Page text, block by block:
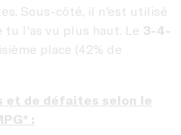
Sous-côté, il n'est utilisé
tu l'as vu plus haut. Le 3-4-
place (42% de
et de défaites selon le
: